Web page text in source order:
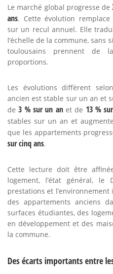
Le marché global progresse de
ans. Cette évolution remplace
sur un recul annuel. Elle
l’échelle de la commune, sans
toulousains prennent de
proportions.
Les évolutions diffèrent
ancien est stable sur un an et
de3 % sur un anet de 13 %
stables sur un an et
que les appartements
sur cinq ans.
Cette lecture doit être
logement, l’état général, le
prestations et
des appartements anciens
surfaces étudiantes, des
en développement et des
la commune.
Des écarts importants entre